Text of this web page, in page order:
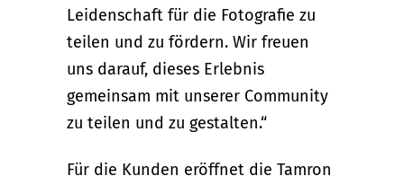
Leidenschaft für die Fotografie zu
teilen und zu fördern. Wir freuen
uns darauf, dieses Erlebnis
gemeinsam mit unserer Community
zu teilen und zu gestalten.“
Für die Kunden eröffnet die Tamron